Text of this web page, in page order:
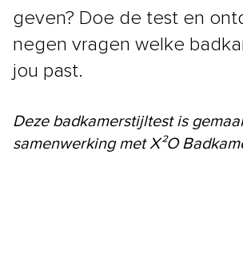
geven? Doe de test en
negen vragen welke
jou past.
Deze badkamerstijltest is gemaakt in
samenwerking met X²O